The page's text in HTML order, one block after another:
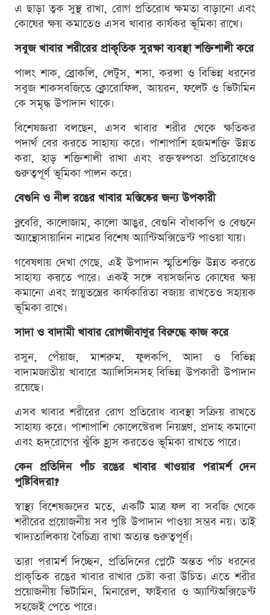
এ ছাড়া ত্বক সুস্থ রাখা, রোগ প্রতিরোধ ক্ষমতা বাড়ানো এবং
কোষের ক্ষয় কমাতেও এসব খাবার কার্যকর ভূমিকা রাখে।
সবুজ খাবার শরীরের প্রাকৃতিক সুরক্ষা ব্যবস্থা শক্তিশালী করে
পালং শাক, ব্রোকলি, লেটুস, শসা, করলা ও বিভিন্ন ধরনের
সবুজ শাকসবজিতে ক্লোরোফিল, আয়রন, ফলেট ও ভিটামিন
কে সমৃদ্ধ উপাদান থাকে।
বিশেষজ্ঞরা বলছেন, এসব খাবার শরীর থেকে ক্ষতিকর
পদার্থ বের করতে সাহায্য করে। পাশাপাশি হজমশক্তি উন্নত
করা, হাড় শক্তিশালী রাখা এবং রক্তস্বল্পতা প্রতিরোধেও
গুরুত্বপূর্ণ ভূমিকা পালন করে।
বেগুনি ও নীল রঙের খাবার মস্তিষ্কের জন্য উপকারী
ব্লুবেরি, কালোজাম, কালো আঙুর, বেগুনি বাঁধাকপি ও বেগুনে
অ্যান্থোসায়ানিন নামের বিশেষ অ্যান্টিঅক্সিডেন্ট পাওয়া যায়।
গবেষণায় দেখা গেছে, এই উপাদান স্মৃতিশক্তি উন্নত করতে
সাহায্য করতে পারে। একই সঙ্গে বয়সজনিত কোষের ক্ষয়
কমানো এবং স্নায়ুতন্ত্রের কার্যকারিতা বজায় রাখতেও সহায়ক
ভূমিকা রাখে।
সাদা ও বাদামী খাবার রোগজীবাণুর বিরুদ্ধে কাজ করে
রসুন, পেঁয়াজ, মাশরুম, ফুলকপি, আদা ও বিভিন্ন
বাদামজাতীয় খাবারে অ্যালিসিনসহ বিভিন্ন উপকারী উপাদান
রয়েছে।
এসব খাবার শরীরের রোগ প্রতিরোধ ব্যবস্থা সক্রিয় রাখতে
সাহায্য করে। পাশাপাশি কোলেস্টেরল নিয়ন্ত্রণ, প্রদাহ কমানো
এবং হৃদ্‌রোগের ঝুঁকি হ্রাস করতেও ভূমিকা রাখতে পারে।
কেন প্রতিদিন পাঁচ রঙের খাবার খাওয়ার পরামর্শ দেন
পুষ্টিবিদরা?
স্বাস্থ্য বিশেষজ্ঞদের মতে, একটি মাত্র ফল বা সবজি থেকে
শরীরের প্রয়োজনীয় সব পুষ্টি উপাদান পাওয়া সম্ভব নয়। তাই
খাদ্যতালিকায় বৈচিত্র্য রাখা অত্যন্ত গুরুত্বপূর্ণ।
তারা পরামর্শ দিচ্ছেন, প্রতিদিনের প্লেটে অন্তত পাঁচ ধরনের
প্রাকৃতিক রঙের খাবার রাখার চেষ্টা করা উচিত। এতে শরীর
প্রয়োজনীয় ভিটামিন, মিনারেল, ফাইবার ও অ্যান্টিঅক্সিডেন্ট
সহজেই পেতে পারে।